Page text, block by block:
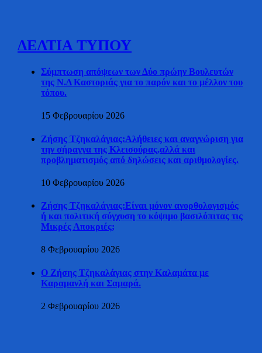
ΔΕΛΤΙΑ ΤΥΠΟΥ
Σύμπτωση απόψεων των Δύο πρώην Βουλευτών
της Ν.Δ Καστοριάς για το παρόν και το μέλλον του
τόπου.
15 Φεβρουαρίου 2026
Ζήσης Τζηκαλάγιας:Αλήθειες και αναγνώριση για
την σήραγγα της Κλεισούρας,αλλά και
προβληματισμός από δηλώσεις και αριθμολογίες.
10 Φεβρουαρίου 2026
Ζήσης Τζηκαλάγιας:Είναι μόνον ανορθολογισμός
ή και πολιτική σύγχυση το κόψιμο βασιλόπιτας τις
Μικρές Αποκριές;
8 Φεβρουαρίου 2026
Ο Ζήσης Τζηκαλάγιας στην Καλαμάτα με
Καραμανλή και Σαμαρά.
2 Φεβρουαρίου 2026